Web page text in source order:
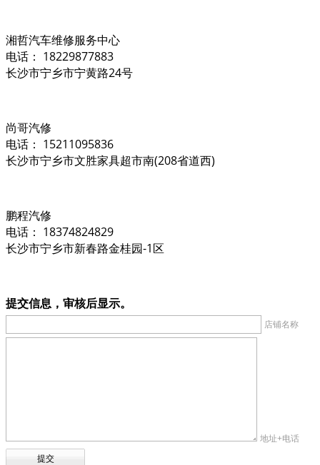
湘哲汽车维修服务中心
电话： 18229877883
长沙市宁乡市宁黄路24号
尚哥汽修
电话： 15211095836
长沙市宁乡市文胜家具超市南(208省道西)
鹏程汽修
电话： 18374824829
长沙市宁乡市新春路金桂园-1区
提交信息，审核后显示。
店铺名称
地址+电话